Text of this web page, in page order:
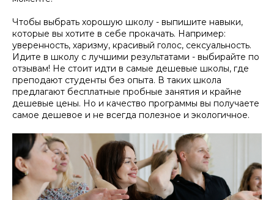
Чтобы выбрать хорошую школу - выпишите навыки,
которые вы хотите в себе прокачать. Например:
уверенность, харизму, красивый голос, сексуальность.
Идите в школу с лучшими результатами - выбирайте по
отзывам! Не стоит идти в самые дешевые школы, где
преподают студенты без опыта. В таких школа
предлагают бесплатные пробные занятия и крайне
дешевые цены. Но и качество программы вы получаете
самое дешевое и не всегда полезное и экологичное.